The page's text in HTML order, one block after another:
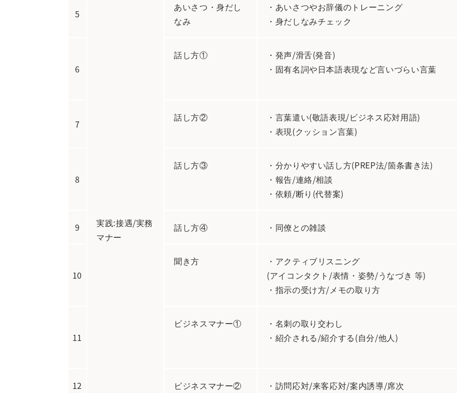
実践:接遇/実務
マナー
5
あいさつ・身だし
なみ
・あいさつやお辞儀のトレーニング
・身だしなみチェック
6
話し方①
・発声/滑舌(発音)
・固有名詞や日本語表現など言いづらい言葉
7
話し方②
・言葉遣い(敬語表現/ビジネス応対用語)
・表現(クッション言葉)
8
話し方③
・分かりやすい話し方(PREP法/箇条書き法)
・報告/連絡/相談
・依頼/断り(代替案)
9 話し方④ ・同僚との雑談
10
聞き方
・アクティブリスニング
(アイコンタクト/表情・姿勢/うなづき 等)
・指示の受け方/メモの取り方
11
ビジネスマナー①
・名刺の取り交わし
・紹介される/紹介する(自分/他人)
12 ビジネスマナー② ・訪問応対/来客応対/案内誘導/席次